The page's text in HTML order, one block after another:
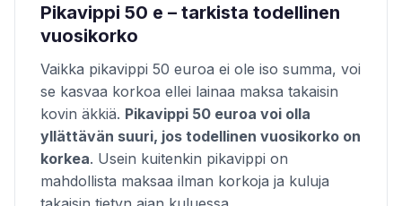
Pikavippi 50 e – tarkista todellinen
vuosikorko
Vaikka pikavippi 50 euroa ei ole iso summa, voi
se kasvaa korkoa ellei lainaa maksa takaisin
kovin äkkiä. Pikavippi 50 euroa voi olla
yllättävän suuri, jos todellinen vuosikorko on
korkea. Usein kuitenkin pikavippi on
mahdollista maksaa ilman korkoja ja kuluja